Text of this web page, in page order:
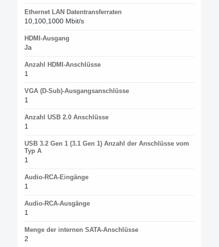
Ethernet LAN Datentransferraten
10,100,1000 Mbit/s
HDMI-Ausgang
Ja
Anzahl HDMI-Anschlüsse
1
VGA (D-Sub)-Ausgangsanschlüsse
1
Anzahl USB 2.0 Anschlüsse
1
USB 3.2 Gen 1 (3.1 Gen 1) Anzahl der Anschlüsse vom
Typ A
1
Audio-RCA-Eingänge
1
Audio-RCA-Ausgänge
1
Menge der internen SATA-Anschlüsse
2